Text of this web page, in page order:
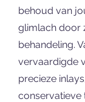
behoud van
glimlach door
behandeling.
vervaardigde
precieze
conservatieve